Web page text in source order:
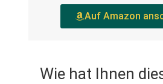
Auf Amazon
Wie hat Ihnen